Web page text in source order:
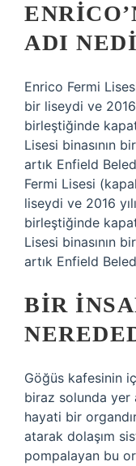
ADI
Enrico Fermi
bir liseydi ve
birleştiğinde
Lisesi binasının
artık Enfield
Fermi Lisesi
liseydi ve 2016
birleştiğinde
Lisesi binasının
artık Enfield
BIR
Göğüs kafesinin
biraz solunda yer
hayati bir
atarak dolaşım
pompalayan bu